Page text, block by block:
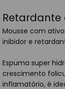
Mousse com
inibidor e
Espuma super
crescimento
inflamatório, é